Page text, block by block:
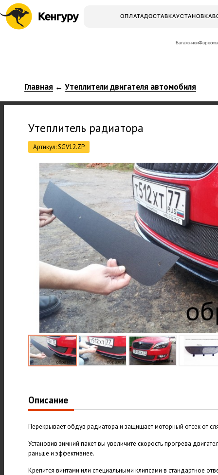
ОПЛАТАДОСТАВКАУСТАНОВКА
БагажникиФаркопы
Главная ← Утеплители двигателя автомобиля
Утеплитель радиатора
Артикул: SGV12.ZP
Описание
Перекрывает обдув радиатора и защищает моторный отсек от
Установив зимний пакет вы увеличите скорость прогрева
раньше и эффективнее.
Крепится винтами или специальными клипсами в стандартное